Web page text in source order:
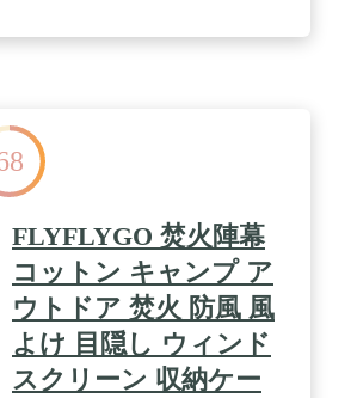
のでコンパクトに、広がらずにしま
きなので持ち便利です！荷物の邪魔
広く通用性：ガスコンロ、シングル
トーブ、アルコールストーブ、メス
イズに合わせて、いろんな器具の防
えます。アウトドアで活躍するコン
板(ウインドスクリーン)です
FLYFLYGO 焚火陣幕
コットン キャンプ ア
ウトドア 焚火 防風 風
よけ 目隠し ウィンド
スクリーン 収納ケー